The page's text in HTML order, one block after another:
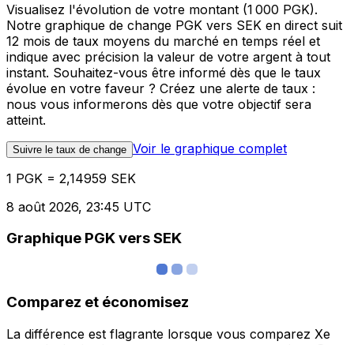
Visualisez l'évolution de votre montant (1 000 PGK).
Notre graphique de change PGK vers SEK en direct suit
12 mois de taux moyens du marché en temps réel et
indique avec précision la valeur de votre argent à tout
instant. Souhaitez-vous être informé dès que le taux
évolue en votre faveur ? Créez une alerte de taux :
nous vous informerons dès que votre objectif sera
atteint.
Suivre le taux de change Voir le graphique complet
1 PGK = 2,14959 SEK
8 août 2026, 23:45 UTC
Graphique PGK vers SEK
Comparez et économisez
La différence est flagrante lorsque vous comparez Xe